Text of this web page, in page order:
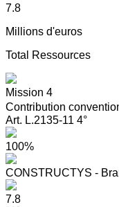
7.8
Millions d'euros
Total Ressources
Mission 4
Contribution
Art. L.2135-11 4°
100%
CONSTRUCTYS -
7.8